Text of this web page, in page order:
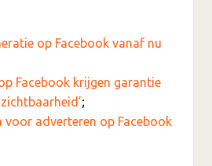
op Facebook vanaf nu
Facebook krijgen garantie
;
voor adverteren op Facebook